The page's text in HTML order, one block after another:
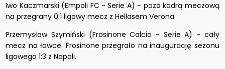
Iwo Kaczmarski (Empoli FC - Serie A) - poza kadrą meczową
na przegrany 0:1 ligowy mecz z Hellasem Verona.
Przemysław Szymiński (Frosinone Calcio - Serie A) - cały
mecz na ławce. Frosinone przegrało na inaugurację sezonu
ligowego 1:3 z Napoli.